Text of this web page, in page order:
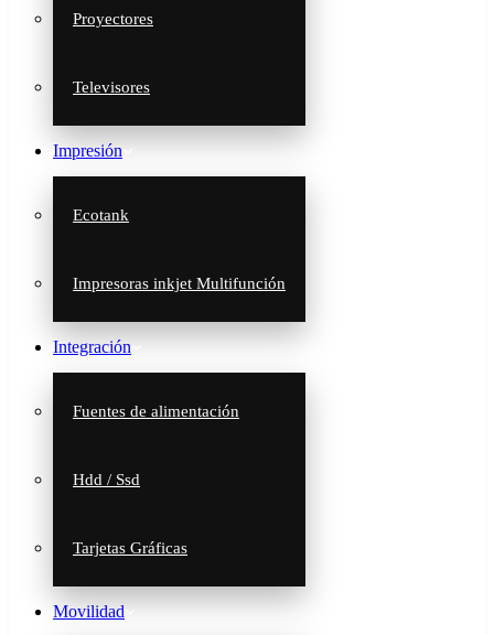
Proyectores
Televisores
Impresión
Ecotank
Impresoras inkjet Multifunción
Integración
Fuentes de alimentación
Hdd / Ssd
Tarjetas Gráficas
Movilidad